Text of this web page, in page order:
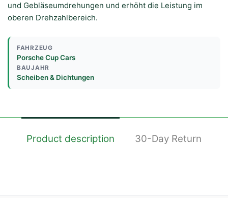
und Gebläseumdrehungen und erhöht die Leistung im
oberen Drehzahlbereich.
FAHRZEUG
Porsche Cup Cars
BAUJAHR
Scheiben & Dichtungen
Product description 30-Day Return